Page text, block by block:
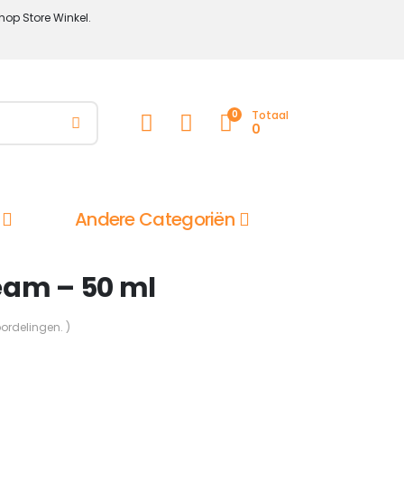
Store Winkel.
0 Totaal
0
Andere Categoriën
– 50 ml
)